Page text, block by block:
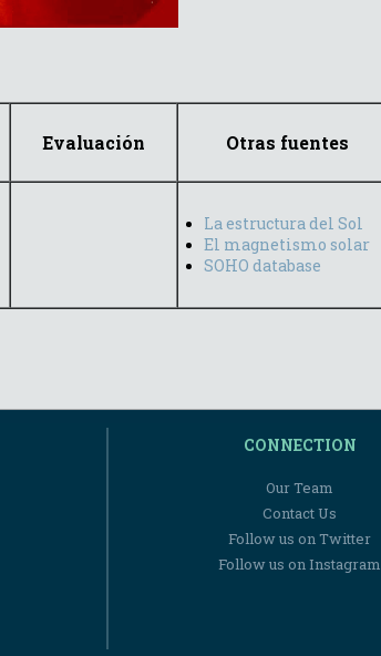
Evaluación Otras fuentes
La estructura del Sol
El magnetismo solar
SOHO database
CONNECTION
Our Team
Contact Us
Follow us on Twitter
Follow us on Instagram